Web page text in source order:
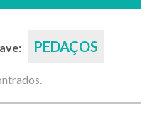
PEDAÇOS